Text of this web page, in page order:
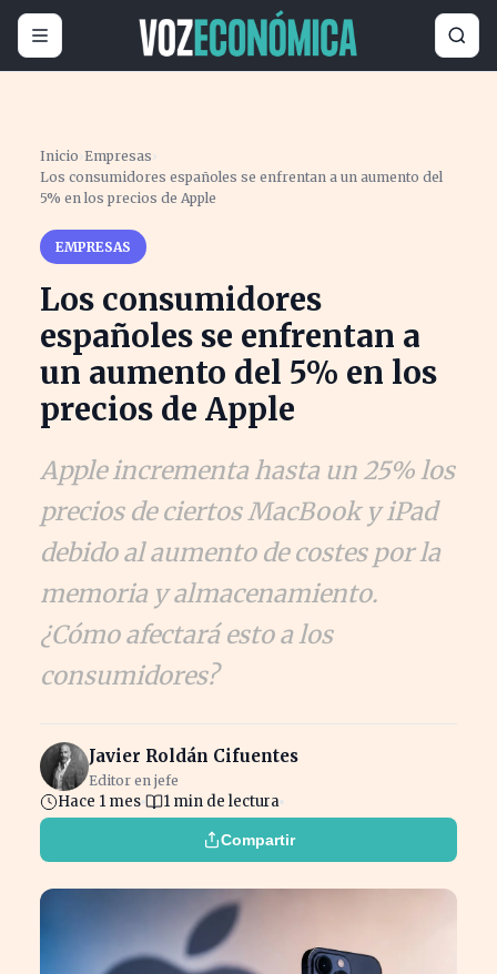
Inicio ›Empresas ›
Los consumidores españoles se enfrentan a un aumento del
5% en los precios de Apple
EMPRESAS
Los consumidores
españoles se enfrentan a
un aumento del 5% en los
precios de Apple
Apple incrementa hasta un 25% los
precios de ciertos MacBook y iPad
debido al aumento de costes por la
memoria y almacenamiento.
¿Cómo afectará esto a los
consumidores?
Javier Roldán Cifuentes
Editor en jefe
Hace 1 mes 1 min de lectura
Compartir